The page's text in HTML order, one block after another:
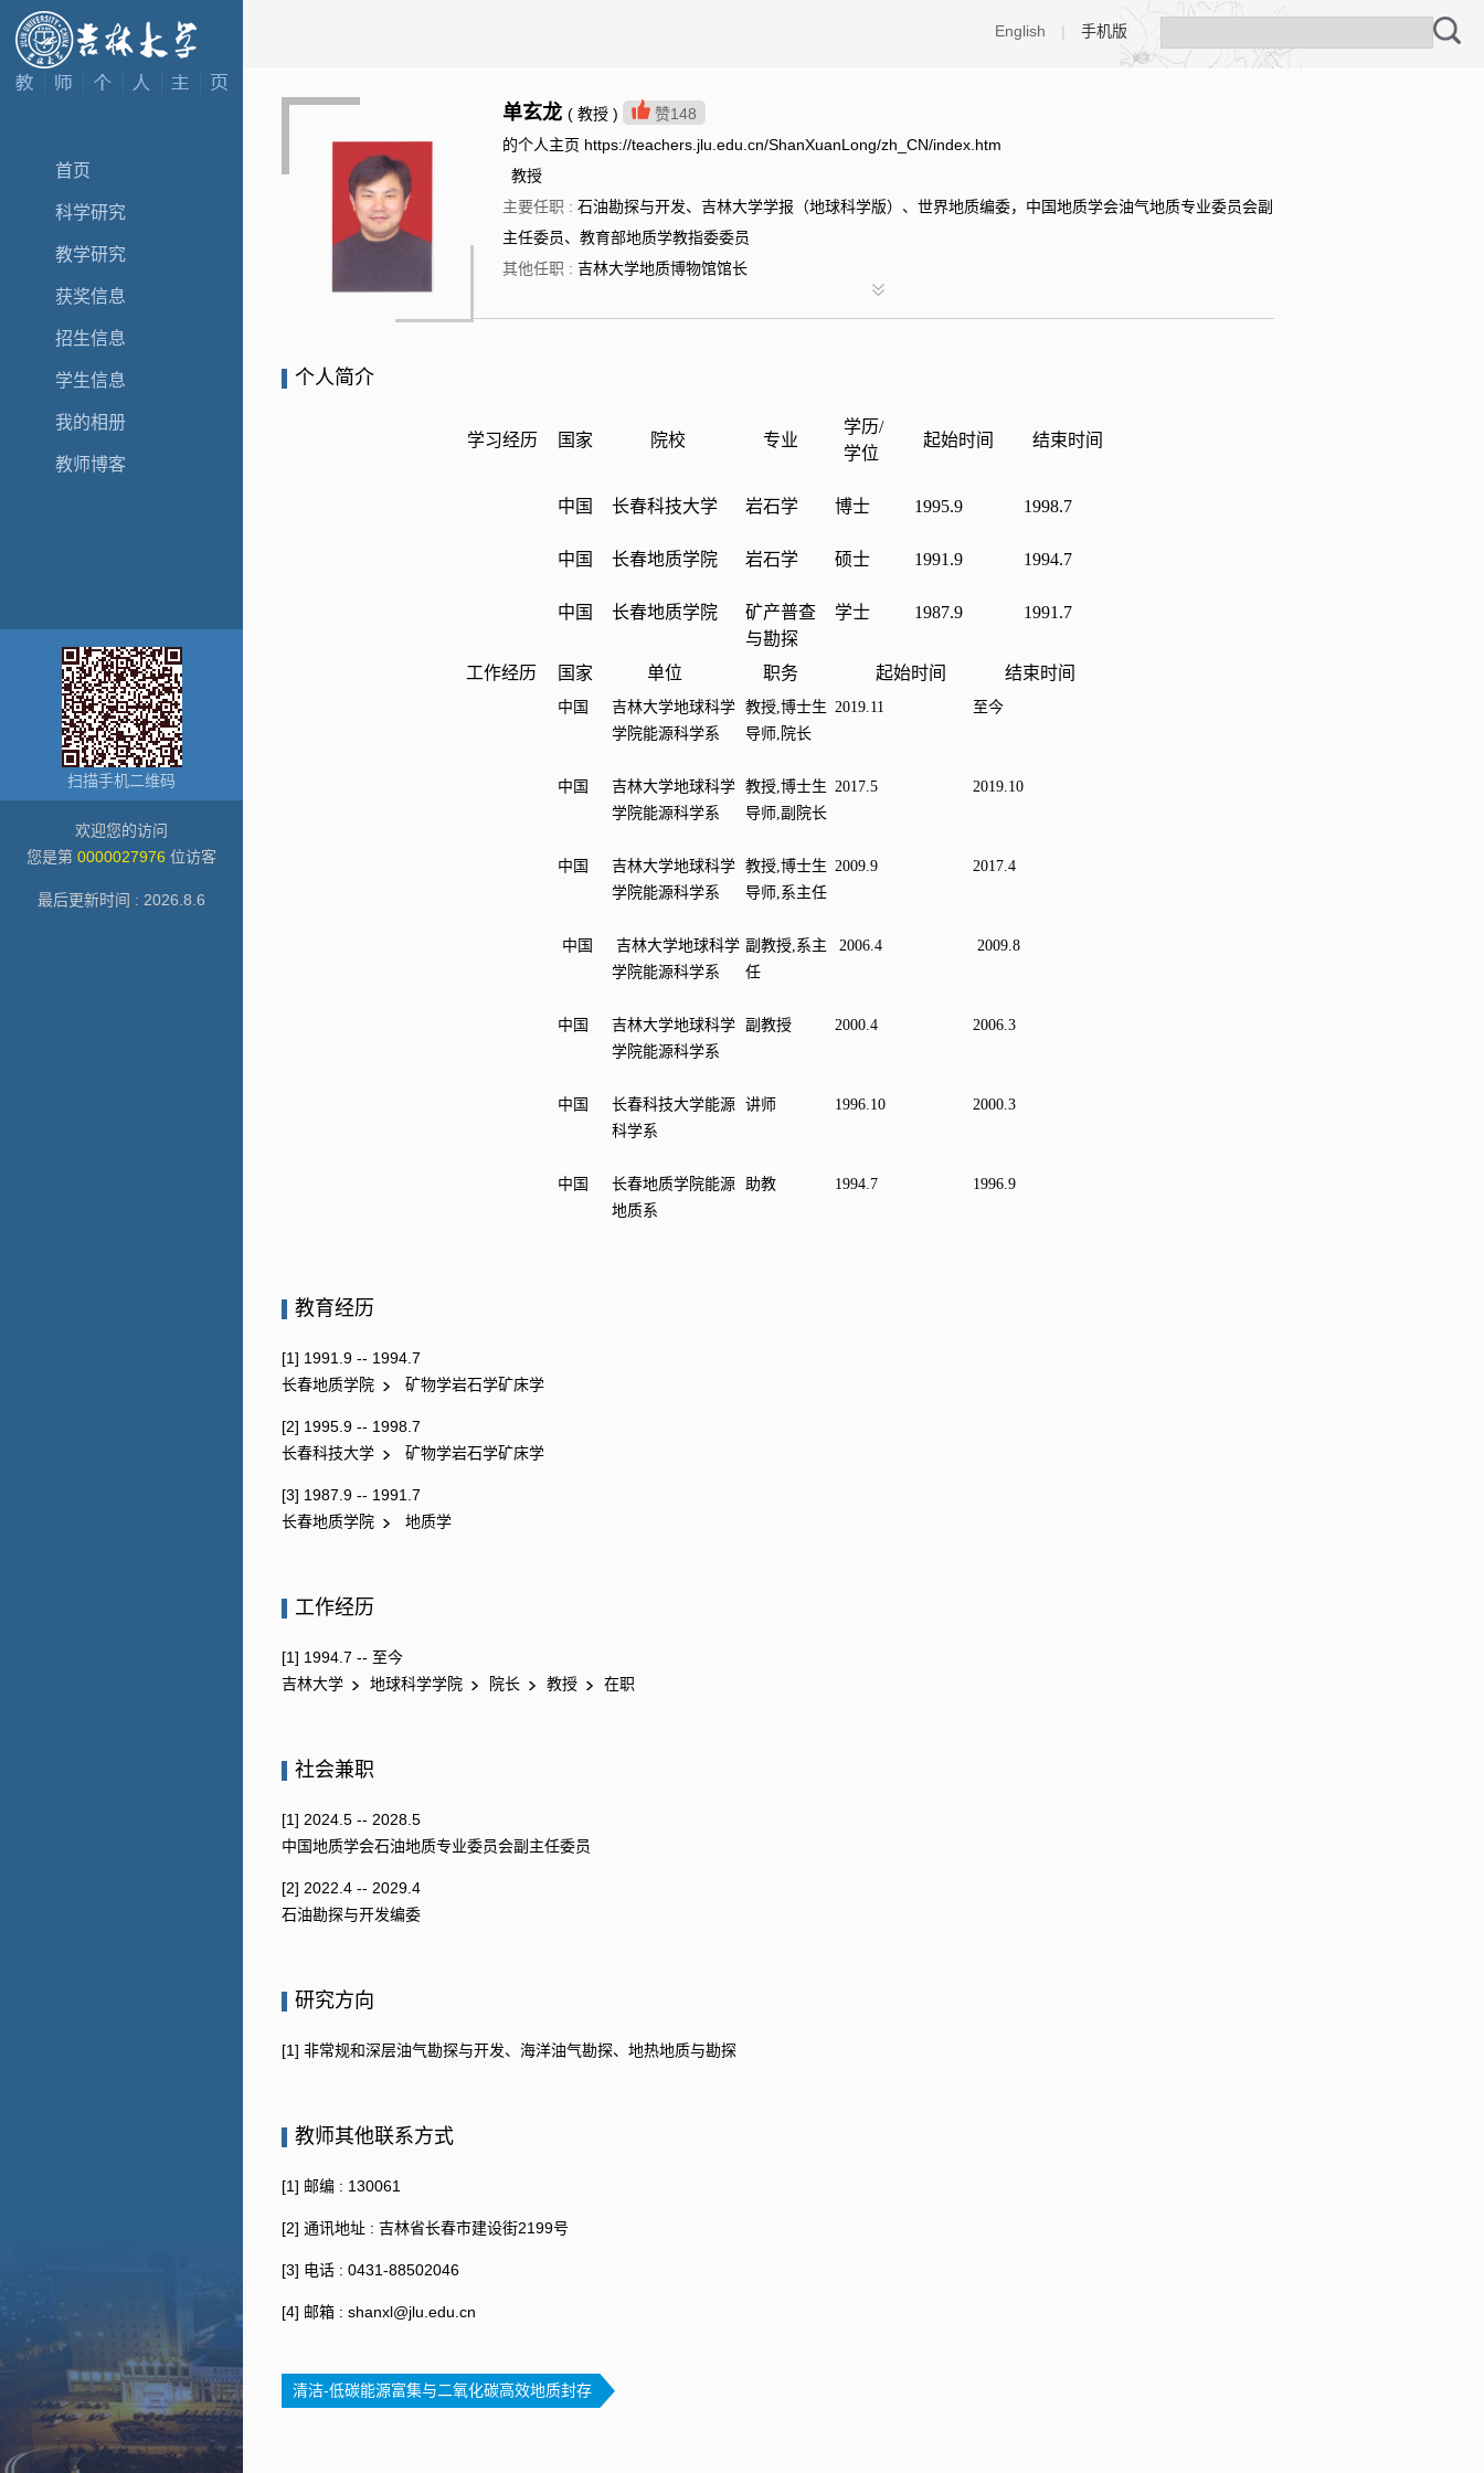
首页
科学研究
教学研究
获奖信息
招生信息
学生信息
我的相册
教师博客
扫描手机二维码
欢迎您的访问
您是第 0000027976 位访客
最后更新时间 : 2026 8 6
English | 手机版
单玄龙 ( 教授 ) 赞148
的个人主页 https://teachers.jlu.edu.cn/ShanXuanLong/zh_CN/index.htm
教授
主要任职 : 石油勘探与开发、吉林大学学报（地球科学版）、世界地质编委，中国地质学会油气地质专业委员会副
主任委员、教育部地质学教指委委员
其他任职 : 吉林大学地质博物馆馆长
个人简介
学习经历 国家 院校 专业
学历/
学位
起始时间 结束时间
中国
中国
中国
长春科技大学
长春地质学院
长春地质学院
岩石学
岩石学
矿产普查
与勘探
博士
硕士
学士
1995.9
1991.9
1987.9
1998.7
1994.7
1991.7
工作经历 国家 单位 职务 起始时间 结束时间
中国
中国
中国
中国
中国
中国
中国
吉林大学地球科学
学院能源科学系
吉林大学地球科学
学院能源科学系
吉林大学地球科学
学院能源科学系
吉林大学地球科学
学院能源科学系
吉林大学地球科学
学院能源科学系
长春科技大学能源
科学系
长春地质学院能源
地质系
教授,博士生
导师,院长
教授,博士生
导师,副院长
教授,博士生
导师,系主任
副教授,系主
任
副教授
讲师
助教
2019.11
2017.5
2009.9
2006.4
2000.4
1996.10
1994.7
至今
2019.10
2017.4
2009.8
2006.3
2000.3
1996.9
教育经历
[1] 1991.9 -- 1994.7
长春地质学院
矿物学岩石学矿床学
[2] 1995.9 -- 1998.7
长春科技大学
矿物学岩石学矿床学
[3] 1987.9 -- 1991.7
长春地质学院
地质学
工作经历
[1] 1994.7 -- 至今
吉林大学
地球科学学院 院长 教授 在职
社会兼职
[1] 2024.5 -- 2028.5
中国地质学会石油地质专业委员会副主任委员
[2] 2022.4 -- 2029.4
石油勘探与开发编委
研究方向
[1] 非常规和深层油气勘探与开发、海洋油气勘探、地热地质与勘探
教师其他联系方式
[1] 邮编 : 130061
[2] 通讯地址 : 吉林省长春市建设街2199号
[3] 电话 : 0431-88502046
[4] 邮箱 : shanxl@jlu.edu.cn
清洁-低碳能源富集与二氧化碳高效地质封存